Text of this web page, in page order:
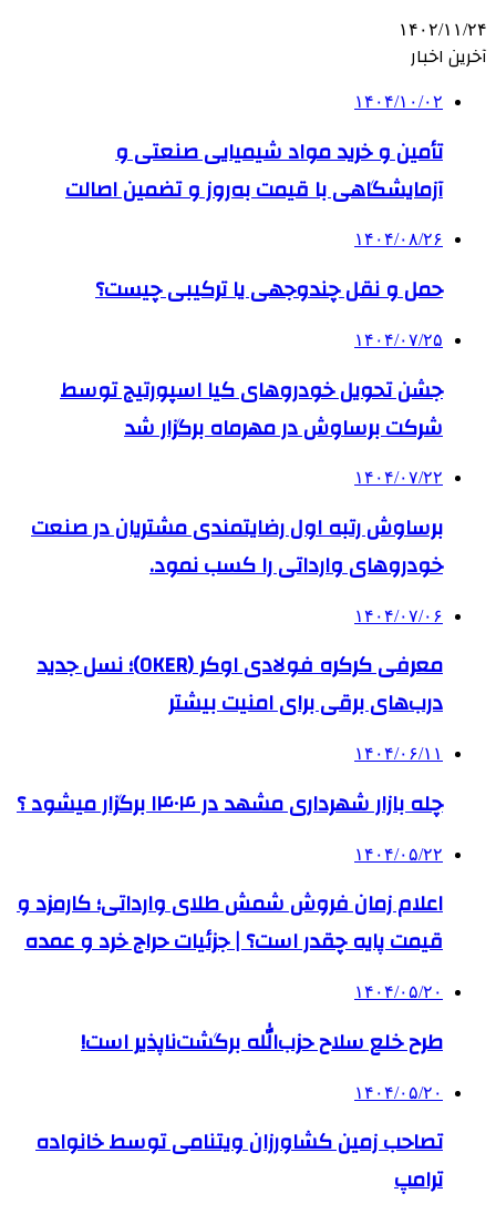
۱۴۰۲/۱۱/۲۴
آخرین اخبار
۱۴۰۴/۱۰/۰۲
تأمین و خرید مواد شیمیایی صنعتی و
آزمایشگاهی با قیمت به‌روز و تضمین اصالت
۱۴۰۴/۰۸/۲۶
حمل و نقل چندوجهی یا ترکیبی چیست؟
۱۴۰۴/۰۷/۲۵
جشن تحویل خودروهای کیا اسپورتیج توسط
شرکت برساوش در مهرماه برگزار شد
۱۴۰۴/۰۷/۲۲
برساوش رتبه اول رضایتمندی مشتریان در صنعت
خودروهای وارداتی را کسب نمود.
۱۴۰۴/۰۷/۰۶
معرفی کرکره فولادی اوکر (OKER)؛ نسل جدید
درب‌های برقی برای امنیت بیشتر
۱۴۰۴/۰۶/۱۱
چله بازار شهرداری مشهد در ۱۴۰۴ برگزار میشود ؟
۱۴۰۴/۰۵/۲۲
اعلام زمان فروش شمش طلای وارداتی؛ کارمزد و
قیمت پایه چقدر است؟ | جزئیات حراج خرد و عمده
۱۴۰۴/۰۵/۲۰
طرح خلع سلاح حزب‌الله برگشت‌ناپذیر است!
۱۴۰۴/۰۵/۲۰
تصاحب زمین کشاورزان ویتنامی توسط خانواده
ترامپ